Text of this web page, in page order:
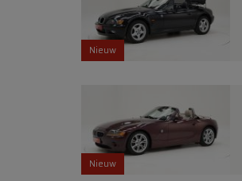
Nieuw
Nieuw